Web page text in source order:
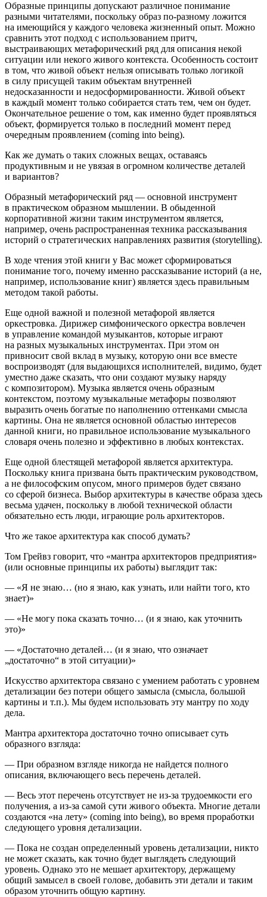
Образные принципы допускают различное понимание
разными читателями, поскольку образ по-разному ложится
на имеющийся у каждого человека жизненный опыт. Можно
сравнить этот подход с использованием притч,
выстраивающих метафорический ряд для описания некой
ситуации или некого живого контекста. Особенность состоит
в том, что живой объект нельзя описывать только логикой
в силу присущей таким объектам внутренней
недосказанности и недосформированности. Живой объект
в каждый момент только собирается стать тем, чем он будет.
Окончательное решение о том, как именно будет проявляться
объект, формируется только в последний момент перед
очередным проявлением (coming into being).
Как же думать о таких сложных вещах, оставаясь
продуктивным и не увязая в огромном количестве деталей
и вариантов?
Образный метафорический ряд — основной инструмент
в практическом образном мышлении. В обыденной
корпоративной жизни таким инструментом является,
например, очень распространенная техника рассказывания
историй о стратегических направлениях развития (storytelling).
В ходе чтения этой книги у Вас может сформироваться
понимание того, почему именно рассказывание историй (а не,
например, использование книг) является здесь правильным
методом такой работы.
Еще одной важной и полезной метафорой является
оркестровка. Дирижер симфонического оркестра вовлечен
в управление командой музыкантов, которые играют
на разных музыкальных инструментах. При этом он
привносит свой вклад в музыку, которую они все вместе
воспроизводят (для выдающихся исполнителей, видимо, будет
уместно даже сказать, что они создают музыку наряду
с композитором). Музыка является очень образным
контекстом, поэтому музыкальные метафоры позволяют
выразить очень богатые по наполнению оттенками смысла
картины. Она не является основной областью интересов
данной книги, но правильное использование музыкального
словаря очень полезно и эффективно в любых контекстах.
Еще одной блестящей метафорой является архитектура.
Поскольку книга призвана быть практическим руководством,
а не философским опусом, много примеров будет связано
со сферой бизнеса. Выбор архитектуры в качестве образа здесь
весьма удачен, поскольку в любой технической области
обязательно есть люди, играющие роль архитекторов.
Что же такое архитектура как способ думать?
Том Грейвз говорит, что «мантра архитекторов предприятия»
(или основные принципы их работы) выглядит так:
— «Я не знаю… (но я знаю, как узнать, или найти того, кто
знает)»
— «Не могу пока сказать точно… (и я знаю, как уточнить
это)»
— «Достаточно деталей… (и я знаю, что означает
„достаточно“ в этой ситуации)»
Искусство архитектора связано с умением работать с уровнем
детализации без потери общего замысла (смысла, большой
картины и т.п.). Мы будем использовать эту мантру по ходу
дела.
Мантра архитектора достаточно точно описывает суть
образного взгляда:
— При образном взгляде никогда не найдется полного
описания, включающего весь перечень деталей.
— Весь этот перечень отсутствует не из-за трудоемкости его
получения, а из-за самой сути живого объекта. Многие детали
создаются «на лету» (coming into being), во время проработки
следующего уровня детализации.
— Пока не создан определенный уровень детализации, никто
не может сказать, как точно будет выглядеть следующий
уровень. Однако это не мешает архитектору, держащему
общий замысел в своей голове, добавить эти детали и таким
образом уточнить общую картину.